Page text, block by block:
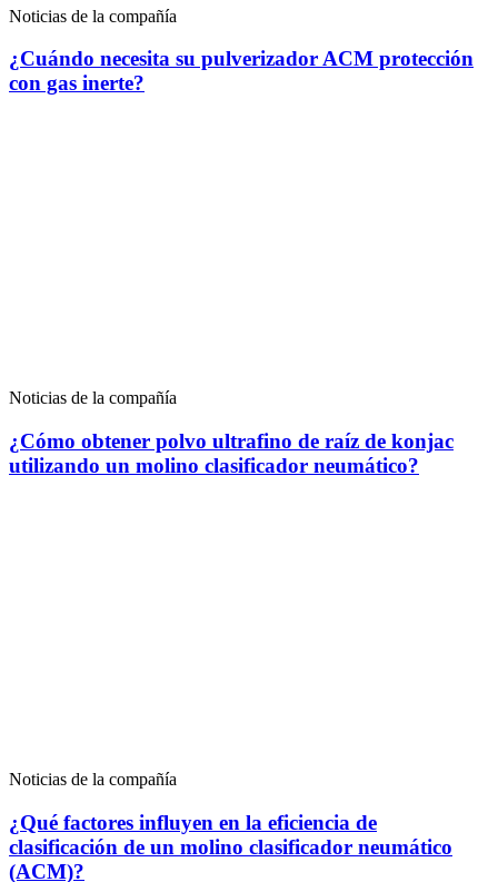
Noticias de la compañía
¿Cuándo necesita su pulverizador ACM protección
con gas inerte?
Noticias de la compañía
¿Cómo obtener polvo ultrafino de raíz de konjac
utilizando un molino clasificador neumático?
Noticias de la compañía
¿Qué factores influyen en la eficiencia de
clasificación de un molino clasificador neumático
(ACM)?